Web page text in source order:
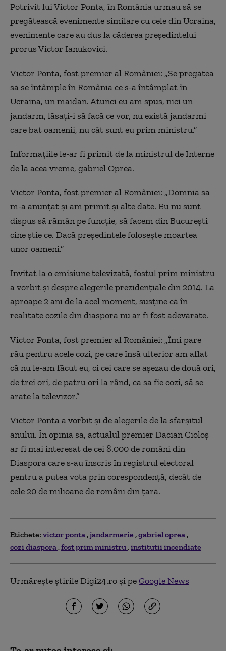
Potrivit lui Victor Ponta, în România urmau să se
pregătească evenimente similare cu cele din Ucraina,
evenimente care au dus la căderea preşedintelui
prorus Victor Ianukovici.
Victor Ponta, fost premier al României: „Se pregătea
să se întâmple în România ce s-a întâmplat în
Ucraina, un maidan. Atunci eu am spus, nici un
jandarm, lăsați-i să facă ce vor, nu există jandarmi
care bat oamenii, nu cât sunt eu prim ministru.”
Informaţiile le-ar fi primit de la ministrul de Interne
de la acea vreme, gabriel Oprea.
Victor Ponta, fost premier al României: „Domnia sa
m-a anunțat și am primit și alte date. Eu nu sunt
dispus să rămân pe funcție, să facem din București
cine știe ce. Dacă președintele folosește moartea
unor oameni.”
Invitat la o emisiune televizată, fostul prim ministru
a vorbit şi despre alegerile prezidenţiale din 2014. La
aproape 2 ani de la acel moment, susţine că în
realitate cozile din diaspora nu ar fi fost adevărate.
Victor Ponta, fost premier al României: „Îmi pare
rău pentru acele cozi, pe care însă ulterior am aflat
că nu le-am făcut eu, ci cei care se așezau de două ori,
de trei ori, de patru ori la rând, ca sa fie cozi, să se
arate la televizor.”
Victor Ponta a vorbit și de alegerile de la sfărșitul
anului. În opinia sa, actualul premier Dacian Cioloș
ar fi mai interesat de cei 8.000 de români din
Diaspora care s-au înscris în registrul electoral
pentru a putea vota prin corespondență, decât de
cele 20 de milioane de români din ţară.
Etichete: victor ponta jandarmerie gabriel oprea
cozi diaspora fost prim ministru institutii incendiate
Urmărește știrile Digi24.ro și peGoogle News